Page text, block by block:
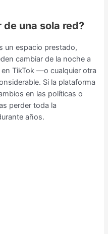
una sola red?
un espacio prestado,
cambiar de la noche a
TikTok —o cualquier otra
Si la plataforma
en las políticas o
perder toda la
años.